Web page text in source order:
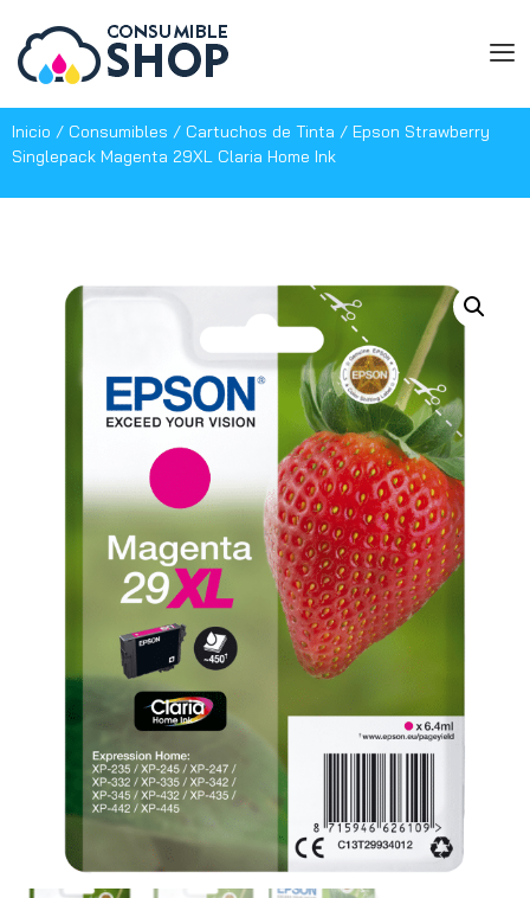
Inicio / Consumibles / Cartuchos de Tinta / Epson Strawberry
Singlepack Magenta 29XL Claria Home Ink